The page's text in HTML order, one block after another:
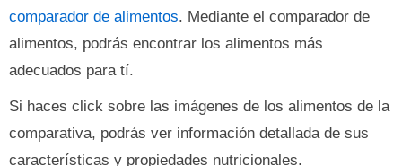
comparador de alimentos. Mediante el comparador de
alimentos, podrás encontrar los alimentos más
adecuados para tí.
Si haces click sobre las imágenes de los alimentos de la
comparativa, podrás ver información detallada de sus
características y propiedades nutricionales.